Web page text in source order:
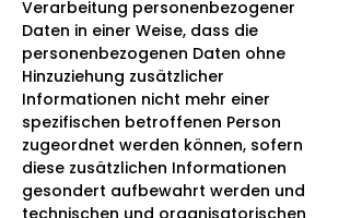
Verarbeitung personenbezogener
Daten in einer Weise, dass die
personenbezogenen Daten ohne
Hinzuziehung zusätzlicher
Informationen nicht mehr einer
spezifischen betroffenen Person
zugeordnet werden können, sofern
diese zusätzlichen Informationen
gesondert aufbewahrt werden und
technischen und organisatorischen